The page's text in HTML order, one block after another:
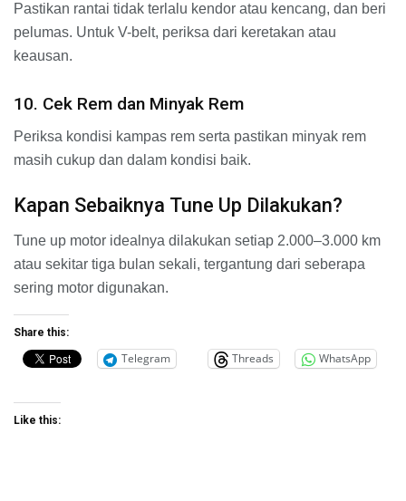
Pastikan rantai tidak terlalu kendor atau kencang, dan beri
pelumas. Untuk V-belt, periksa dari keretakan atau
keausan.
10. Cek Rem dan Minyak Rem
Periksa kondisi kampas rem serta pastikan minyak rem
masih cukup dan dalam kondisi baik.
Kapan Sebaiknya Tune Up Dilakukan?
Tune up motor idealnya dilakukan setiap 2.000–3.000 km
atau sekitar tiga bulan sekali, tergantung dari seberapa
sering motor digunakan.
Share this:
Telegram Threads WhatsApp
Like this: